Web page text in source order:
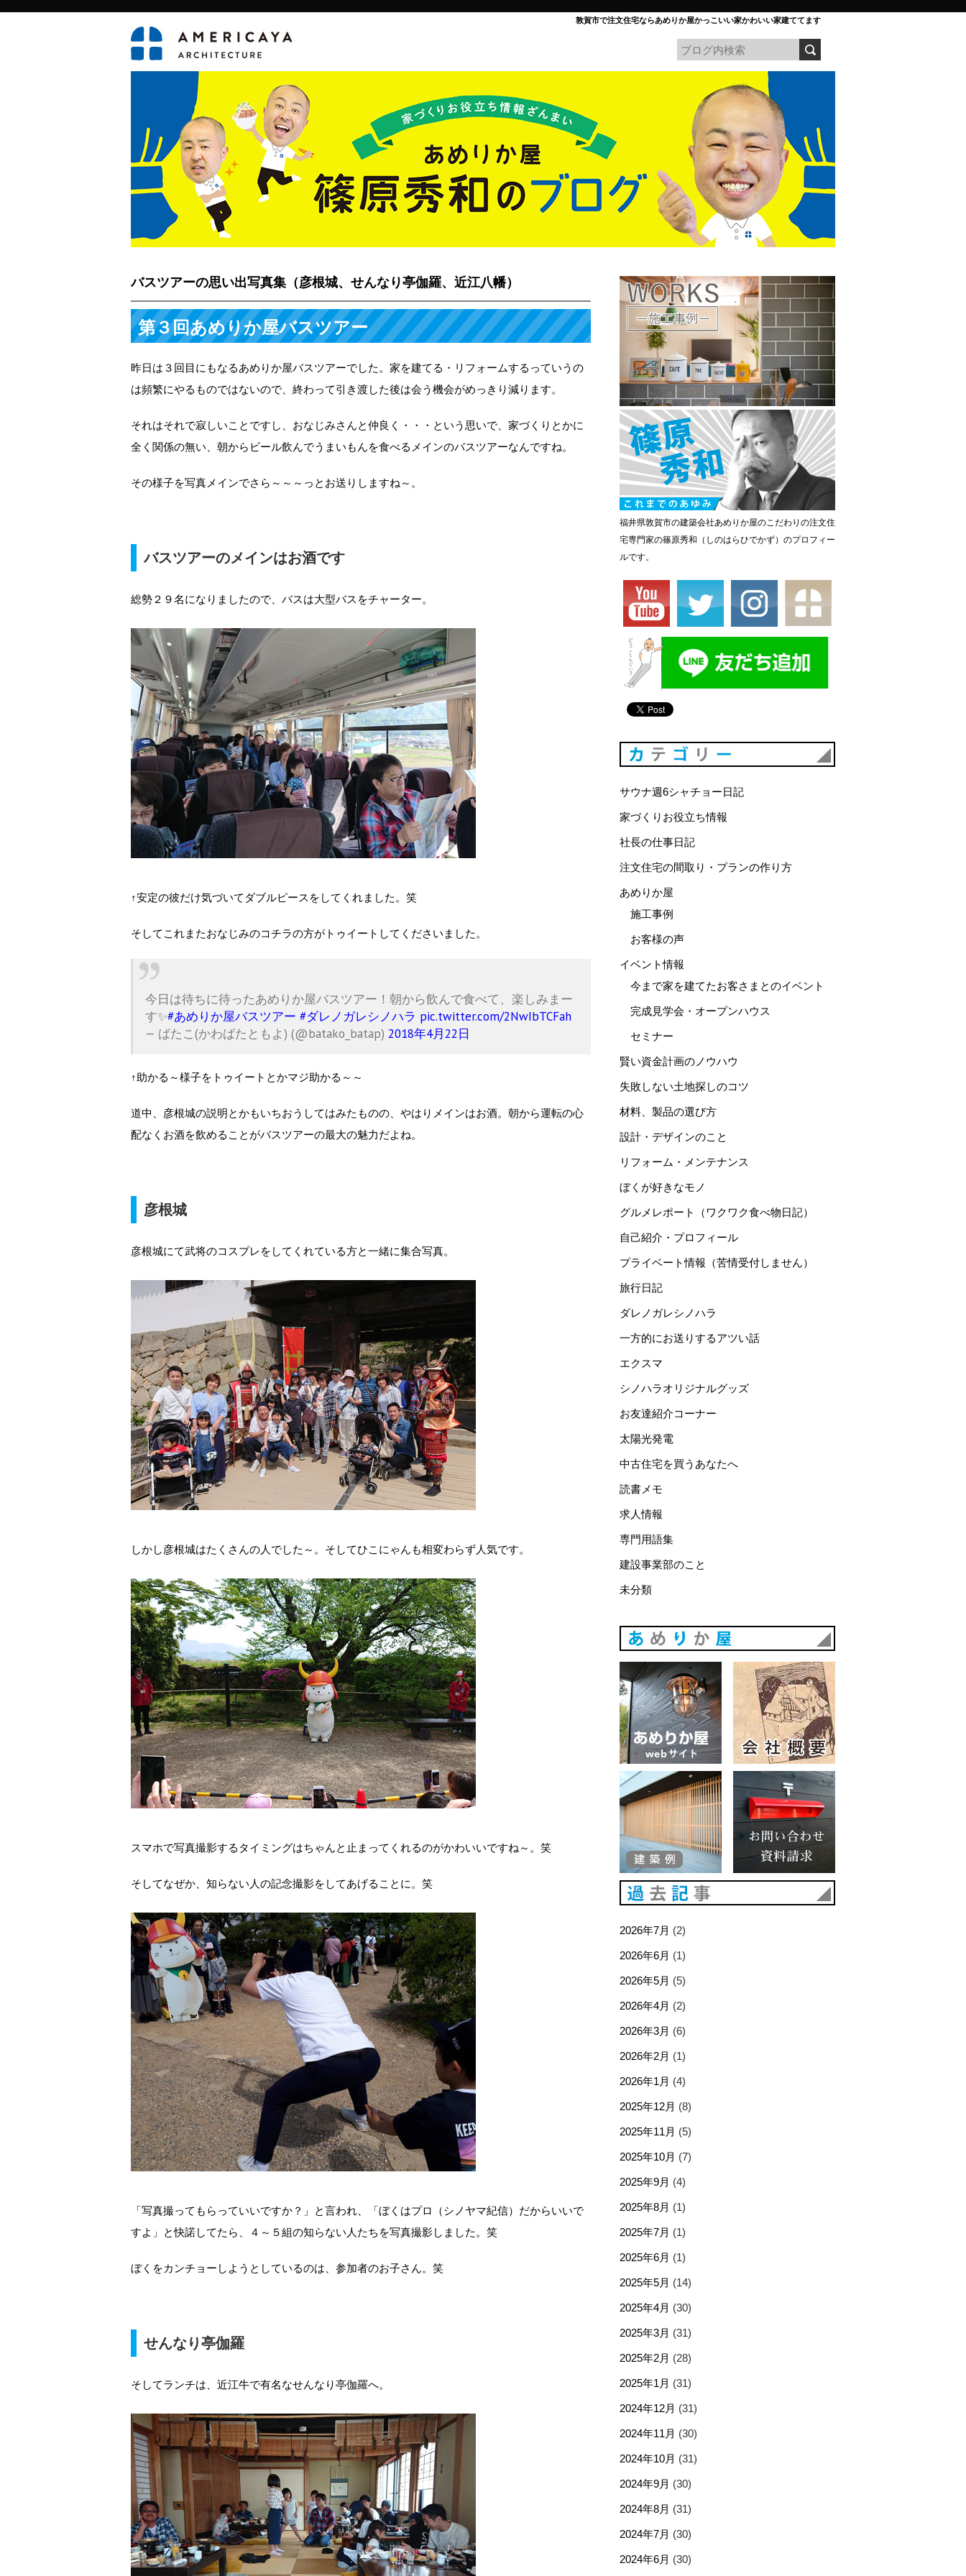
敦賀市で注文住宅ならあめりか屋かっこいい家かわいい家建ててます
バスツアーの思い出写真集（彦根城、せんなり亭伽羅、近江八幡）
第３回あめりか屋バスツアー
昨日は３回目にもなるあめりか屋バスツアーでした。家を建てる・リフォームするっていうの
は頻繁にやるものではないので、終わって引き渡した後は会う機会がめっきり減ります。
それはそれで寂しいことですし、おなじみさんと仲良く・・・という思いで、家づくりとかに
全く関係の無い、朝からビール飲んでうまいもんを食べるメインのバスツアーなんですね。
その様子を写真メインでさら～～～っとお送りしますね～。
バスツアーのメインはお酒です
総勢２９名になりましたので、バスは大型バスをチャーター。
↑安定の彼だけ気づいてダブルピースをしてくれました。笑
そしてこれまたおなじみのコチラの方がトゥイートしてくださいました。
今日は待ちに待ったあめりか屋バスツアー！朝から飲んで食べて、楽しみまー
す✨#あめりか屋バスツアー #ダレノガレシノハラ pic.twitter.com/2NwIbTCFah
— ばたこ(かわばたともよ) (@batako_batap) 2018年4月22日
↑助かる～様子をトゥイートとかマジ助かる～～
道中、彦根城の説明とかもいちおうしてはみたものの、やはりメインはお酒。朝から運転の心
配なくお酒を飲めることがバスツアーの最大の魅力だよね。
彦根城
彦根城にて武将のコスプレをしてくれている方と一緒に集合写真。
しかし彦根城はたくさんの人でした～。そしてひこにゃんも相変わらず人気です。
スマホで写真撮影するタイミングはちゃんと止まってくれるのがかわいいですね～。笑
そしてなぜか、知らない人の記念撮影をしてあげることに。笑
「写真撮ってもらっていいですか？」と言われ、「ぼくはプロ（シノヤマ紀信）だからいいで
すよ」と快諾してたら、４～５組の知らない人たちを写真撮影しました。笑
ぼくをカンチョーしようとしているのは、参加者のお子さん。笑
せんなり亭伽羅
そしてランチは、近江牛で有名なせんなり亭伽羅へ。
福井県敦賀市の建築会社あめりか屋のこだわりの注文住
宅専門家の篠原秀和（しのはらひでかず）のプロフィー
ルです。
サウナ週6シャチョー日記
家づくりお役立ち情報
社長の仕事日記
注文住宅の間取り・プランの作り方
あめりか屋
施工事例
お客様の声
イベント情報
今まで家を建てたお客さまとのイベント
完成見学会・オープンハウス
セミナー
賢い資金計画のノウハウ
失敗しない土地探しのコツ
材料、製品の選び方
設計・デザインのこと
リフォーム・メンテナンス
ぼくが好きなモノ
グルメレポート（ワクワク食べ物日記）
自己紹介・プロフィール
プライベート情報（苦情受付しません）
旅行日記
ダレノガレシノハラ
一方的にお送りするアツい話
エクスマ
シノハラオリジナルグッズ
お友達紹介コーナー
太陽光発電
中古住宅を買うあなたへ
読書メモ
求人情報
専門用語集
建設事業部のこと
未分類
あめりか屋WEBサイト
2026年7月 (2)
2026年6月 (1)
2026年5月 (5)
2026年4月 (2)
2026年3月 (6)
2026年2月 (1)
2026年1月 (4)
2025年12月 (8)
2025年11月 (5)
2025年10月 (7)
2025年9月 (4)
2025年8月 (1)
2025年7月 (1)
2025年6月 (1)
2025年5月 (14)
2025年4月 (30)
2025年3月 (31)
2025年2月 (28)
2025年1月 (31)
2024年12月 (31)
2024年11月 (30)
2024年10月 (31)
2024年9月 (30)
2024年8月 (31)
2024年7月 (30)
2024年6月 (30)